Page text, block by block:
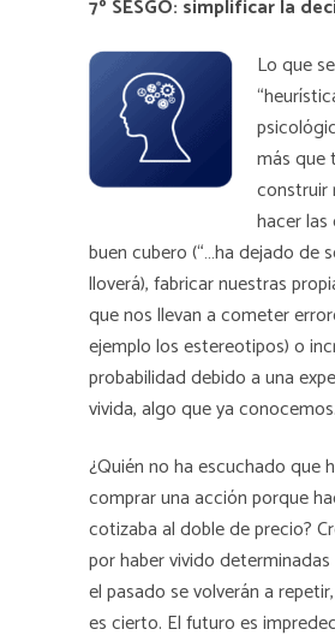
7º SESGO: simplificar la
Lo que
más que
construir
hacer
buen cubero (“…ha dejado de
lloverá), fabricar nuestras
que nos llevan a cometer
ejemplo los estereotipos) o
probabilidad debido a una
vivida, algo que ya conocemos.
¿Quién no ha escuchado que
comprar una acción porque
cotizaba al doble de precio?
por haber vivido
el pasado se volverán a
es cierto. El futuro es